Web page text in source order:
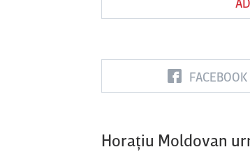
FACEBOOK
Horaţiu Moldovan